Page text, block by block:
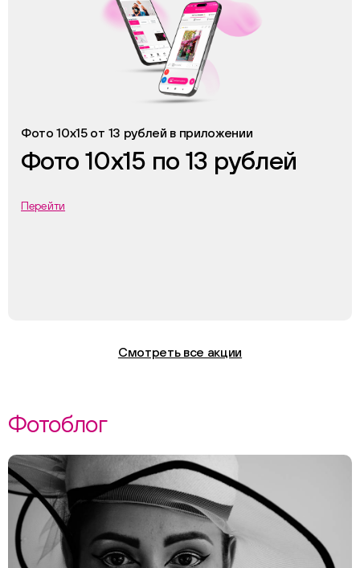
Фото 10х15 от 13 рублей в приложении
Фото 10х15 по 13 рублей
Перейти
Смотреть все акции
Фотоблог